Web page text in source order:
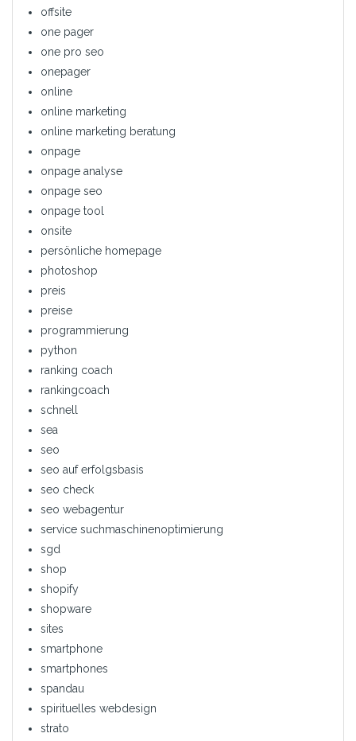
offsite
one pager
one pro seo
onepager
online
online marketing
online marketing beratung
onpage
onpage analyse
onpage seo
onpage tool
onsite
persönliche homepage
photoshop
preis
preise
programmierung
python
ranking coach
rankingcoach
schnell
sea
seo
seo auf erfolgsbasis
seo check
seo webagentur
service suchmaschinenoptimierung
sgd
shop
shopify
shopware
sites
smartphone
smartphones
spandau
spirituelles webdesign
strato